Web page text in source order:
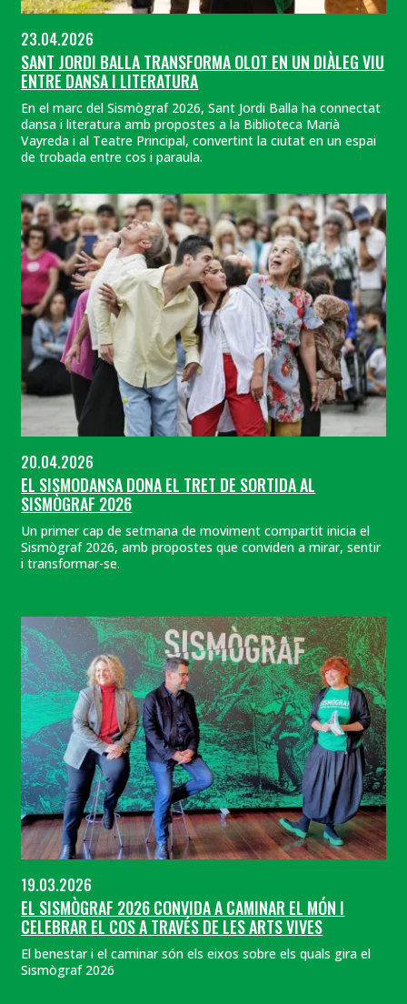
23.04.2026
SANT JORDI BALLA TRANSFORMA OLOT EN UN DIÀLEG VIU
ENTRE DANSA I LITERATURA
En el marc del Sismògraf 2026, Sant Jordi Balla ha connectat
dansa i literatura amb propostes a la Biblioteca Marià
Vayreda i al Teatre Principal, convertint la ciutat en un espai
de trobada entre cos i paraula.
20.04.2026
EL SISMODANSA DONA EL TRET DE SORTIDA AL
SISMÒGRAF 2026
Un primer cap de setmana de moviment compartit inicia el
Sismògraf 2026, amb propostes que conviden a mirar, sentir
i transformar-se.
19.03.2026
EL SISMÒGRAF 2026 CONVIDA A CAMINAR EL MÓN I
CELEBRAR EL COS A TRAVÉS DE LES ARTS VIVES
El benestar i el caminar són els eixos sobre els quals gira el
Sismògraf 2026